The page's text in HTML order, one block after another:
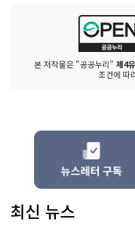
본 저작물은 "공공누리" 제4
조건에 따
최신 뉴스